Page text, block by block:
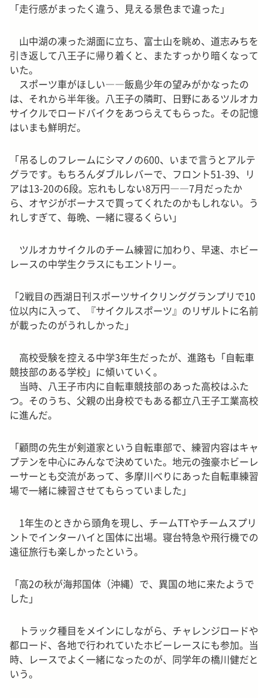
「走行感がまったく違う、見える景色まで違った」
山中湖の凍った湖面に立ち、富士山を眺め、道志みちを
引き返して八王子に帰り着くと、またすっかり暗くなって
いた。
スポーツ車がほしい――飯島少年の望みがかなったの
は、それから半年後。八王子の隣町、日野にあるツルオカ
サイクルでロードバイクをあつらえてもらった。その記憶
はいまも鮮明だ。
「吊るしのフレームにシマノの600、いまで言うとアルテ
グラです。もちろんダブルレバーで、フロント51-39、リ
アは13-20の6段。忘れもしない8万円――7月だったか
ら、オヤジがボーナスで買ってくれたのかもしれない。う
れしすぎて、毎晩、一緒に寝るくらい」
ツルオカサイクルのチーム練習に加わり、早速、ホビー
レースの中学生クラスにもエントリー。
「2戦目の西湖日刊スポーツサイクリンググランプリで10
位以内に入って、『サイクルスポーツ』のリザルトに名前
が載ったのがうれしかった」
高校受験を控える中学3年生だったが、進路も「自転車
競技部のある学校」に傾いていく。
当時、八王子市内に自転車競技部のあった高校はふた
つ。そのうち、父親の出身校でもある都立八王子工業高校
に進んだ。
「顧問の先生が剣道家という自転車部で、練習内容はキャ
プテンを中心にみんなで決めていた。地元の強豪ホビーレ
ーサーとも交流があって、多摩川べりにあった自転車練習
場で一緒に練習させてもらっていました」
1年生のときから頭角を現し、チームTTやチームスプリ
ントでインターハイと国体に出場。寝台特急や飛行機での
遠征旅行も楽しかったという。
「高2の秋が海邦国体（沖縄）で、異国の地に来たようで
した」
トラック種目をメインにしながら、チャレンジロードや
都ロード、各地で行われていたホビーレースにも参加。当
時、レースでよく一緒になったのが、同学年の橋川健だと
いう。